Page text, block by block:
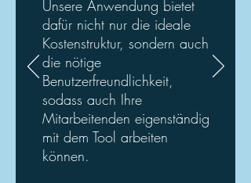
Unsere Anwendung bietet
dafür nicht nur die ideale
Kostenstruktur, sondern auch
die nötige
Benutzerfreundlichkeit,
sodass auch Ihre
Mitarbeitenden eigenständig
mit dem Tool arbeiten
können.